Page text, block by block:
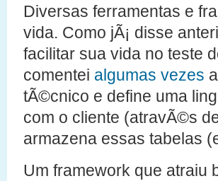
Diversas ferramentas e
vida. Como jÃ¡ disse
facilitar sua vida no teste
comentei algumas vezes
tÃ©cnico e define uma
com o cliente (atravÃ©s
armazena essas tabelas
Um framework que atraiu